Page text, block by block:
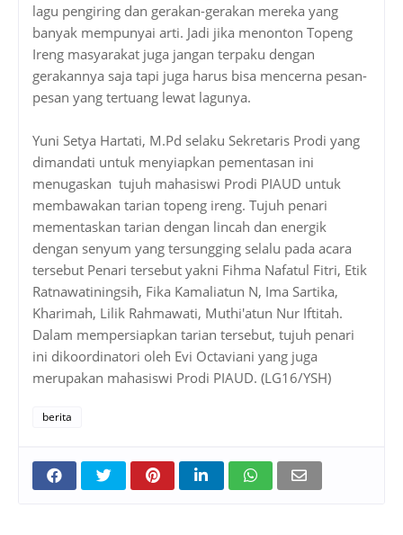
lagu pengiring dan gerakan-gerakan mereka yang
banyak mempunyai arti. Jadi jika menonton Topeng
Ireng masyarakat juga jangan terpaku dengan
gerakannya saja tapi juga harus bisa mencerna pesan-
pesan yang tertuang lewat lagunya.
Yuni Setya Hartati, M.Pd selaku Sekretaris Prodi yang
dimandati untuk menyiapkan pementasan ini
menugaskan tujuh mahasiswi Prodi PIAUD untuk
membawakan tarian topeng ireng. Tujuh penari
mementaskan tarian dengan lincah dan energik
dengan senyum yang tersungging selalu pada acara
tersebut Penari tersebut yakni Fihma Nafatul Fitri, Etik
Ratnawatiningsih, Fika Kamaliatun N, Ima Sartika,
Kharimah, Lilik Rahmawati, Muthi'atun Nur Iftitah.
Dalam mempersiapkan tarian tersebut, tujuh penari
ini dikoordinatori oleh Evi Octaviani yang juga
merupakan mahasiswi Prodi PIAUD. (LG16/YSH)
berita